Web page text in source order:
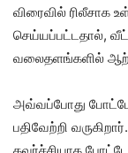
விரைவில் ரிலீசாக
செய்யப்பட்டதால்,
வலைதளங்களில்
அவ்வப்போது
பதிவேற்றி